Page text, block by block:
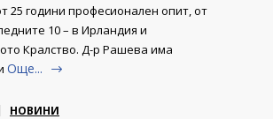
25 години професионален опит, от
10 – в Ирландия и
Кралство. Д-р Рашева има
Още...
НОВИНИ